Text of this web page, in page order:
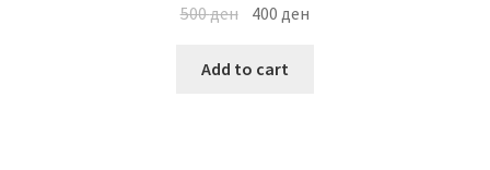
500ден 400 ден
Add to cart